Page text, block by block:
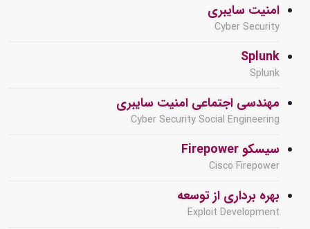
امنیت سایبری
Cyber Security
Splunk
Splunk
مهندسی اجتماعی امنیت سایبری
Cyber Security Social Engineering
سیسکو Firepower
Cisco Firepower
بهره برداری از توسعه
Exploit Development